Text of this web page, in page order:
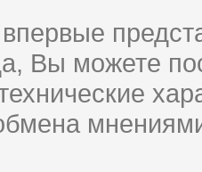
Вы можете